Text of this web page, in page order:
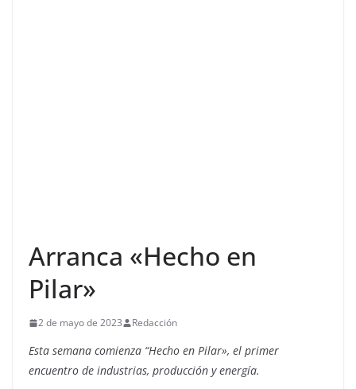
Arranca «Hecho en
Pilar»
2 de mayo de 2023 Redacción
Esta semana comienza “Hecho en Pilar», el primer
encuentro de industrias, producción y energía.